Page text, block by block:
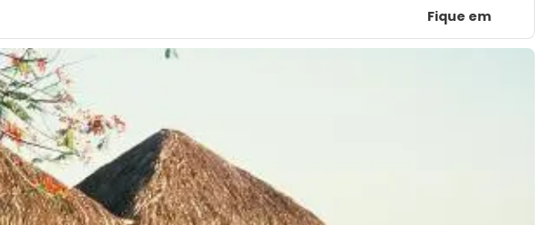
Fique em